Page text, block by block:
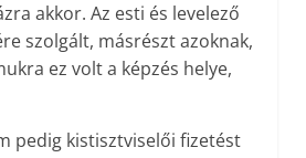
akkor. Az esti és levelező
szolgált, másrészt azoknak,
ez volt a képzés helye,
pedig kistisztviselői fizetést